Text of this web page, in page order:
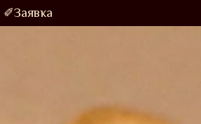
✐Заявка